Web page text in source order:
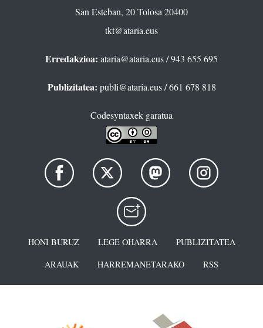
San Esteban, 20 Tolosa 20400
tkt@ataria.eus
Erredakzioa: ataria@ataria.eus/ 943 655 695
Publizitatea: publi@ataria.eus/ 661 678 818
Codesyntaxek garatua
HONI BURUZ LEGE OHARRA
PUBLIZITATEA
ARAUAK
HARREMANETARAKO RSS